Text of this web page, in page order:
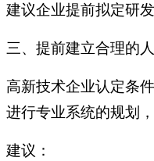
建议企业提前拟定研
三、提前建立合理的
高新技术企业认定条
进行专业系统的规划
建议：